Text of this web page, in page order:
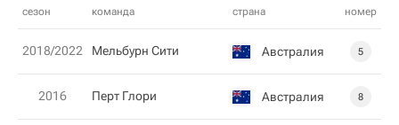
сезон команда страна номер
2018/2022 Мельбурн Сити Австралия 5
2016 Перт Глори Австралия 8